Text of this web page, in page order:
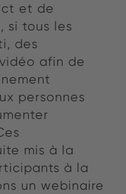
et de
si tous les
des
afin de
personnes
mis à la
à la
un webinaire